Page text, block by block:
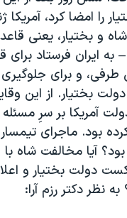
را امضا کرد، آمریکا
و بختیار، یعنی
به ایران فرستاد برای
طرفی، و برای
بختیار. از این
آمریکا بر سرِ
بود. ماجرای
آیا مخالفت شاه
دولت بختیار و
نظر دکتر رزم آرا: